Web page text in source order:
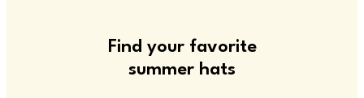
Find your favorite
summer hats